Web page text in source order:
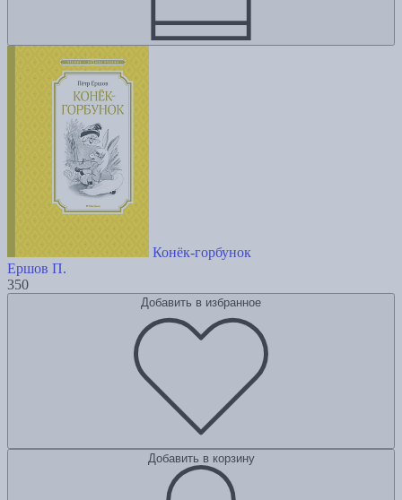
Конёк-горбунок
Ершов П.
350
Добавить в избранное
Добавить в корзину